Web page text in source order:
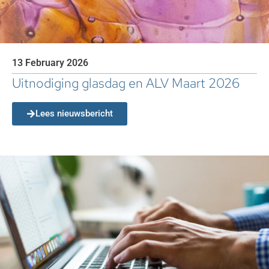
13 February 2026
Uitnodiging glasdag en ALV Maart 2026
Lees nieuwsbericht